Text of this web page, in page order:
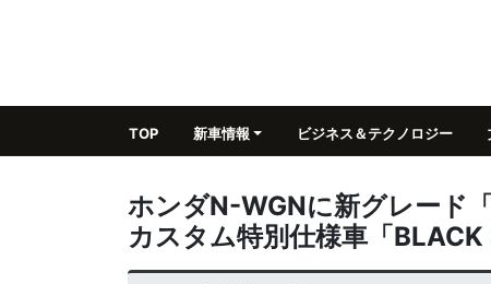
TOP 新車情報 ビジネス＆テクノロジー
ホンダN-WGNに新グレード
カスタム特別仕様車「